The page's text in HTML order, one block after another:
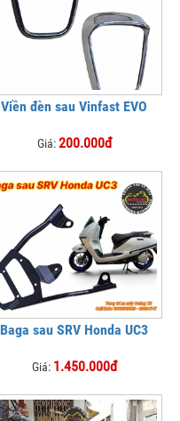
Viền đèn sau Vinfast EVO
Giá:200.000đ
Baga sau SRV Honda UC3
Giá: 1.450.000đ